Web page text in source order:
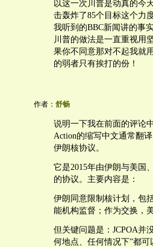
以这一次川普是动真的今
击轰炸了85个目标这个力
我听到的BBC新闻讲的事
川普的做法是一直重视用
果你不同意那对不起我就
的弱者只有挨打的份！
作者： 舒畅
说明一下我在前面的评论
Action的缩写中文通常翻
伊朗核协议。
它是2015年由伊朗与美国
的协议。主要内容是：
伊朗同意限制核计划，包
能机构监督；作为交换，
但关键问题是：JCPOA并
何地点、任何情况下”都